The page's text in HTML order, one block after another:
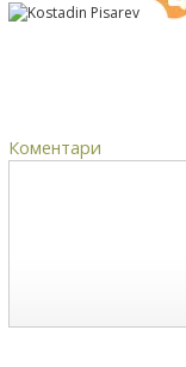
Коментари